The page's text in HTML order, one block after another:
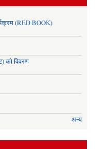
(RED BOOK)
को विवरण
अन्य